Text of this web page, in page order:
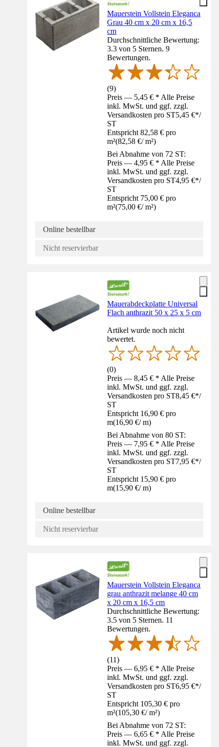
Mauerstein Vollstein Eleganca
Grau 40 cm x 20 cm x 16,5
cm
Durchschnittliche Bewertung:
3.3 von 5 Sternen. 9
Bewertungen.
(9)
Preis — 5,45 € * Alle Preise
inkl. MwSt. und ggf. zzgl.
Versandkosten pro ST5,45 €*/
ST
Entspricht 82,58 € pro
m²(82,58 €/ m²)
Bei Abnahme von 72 ST:
Preis — 4,95 € * Alle Preise
inkl. MwSt. und ggf. zzgl.
Versandkosten pro ST4,95 €*/
ST
Entspricht 75,00 € pro
m²(75,00 €/ m²)
Online bestellbar
Nicht reservierbar
Mauerabdeckplatte Universal
Flach anthrazit 50 x 25 x 5 cm
Artikel wurde noch nicht
bewertet.
(0)
Preis — 8,45 € * Alle Preise
inkl. MwSt. und ggf. zzgl.
Versandkosten pro ST8,45 €*/
ST
Entspricht 16,90 € pro
m(16,90 €/ m)
Bei Abnahme von 80 ST:
Preis — 7,95 € * Alle Preise
inkl. MwSt. und ggf. zzgl.
Versandkosten pro ST7,95 €*/
ST
Entspricht 15,90 € pro
m(15,90 €/ m)
Online bestellbar
Nicht reservierbar
Mauerstein Vollstein Eleganca
grau anthrazit melange 40 cm
x 20 cm x 16,5 cm
Durchschnittliche Bewertung:
3.5 von 5 Sternen. 11
Bewertungen.
(11)
Preis — 6,95 € * Alle Preise
inkl. MwSt. und ggf. zzgl.
Versandkosten pro ST6,95 €*/
ST
Entspricht 105,30 € pro
m²(105,30 €/ m²)
Bei Abnahme von 72 ST:
Preis — 6,65 € * Alle Preise
inkl. MwSt. und ggf. zzgl.